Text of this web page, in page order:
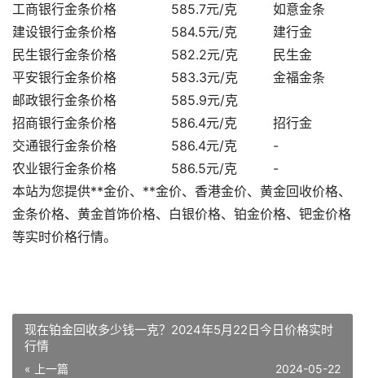
工商银行金条价格
585.7元/克
如意金条
建设银行金条价格
584.5元/克
建行金
民生银行金条价格
582.2元/克
民生金
平安银行金条价格
583.3元/克
金福金条
邮政银行金条价格
585.9元/克
招商银行金条价格
586.4元/克
招行金
交通银行金条价格
586.4元/克
-
农业银行金条价格
586.5元/克
-
本站为您提供**金价、**金价、香港金价、黄金回收价格、
金条价格、黄金首饰价格、白银价格、铂金价格、钯金价格
等实时价格行情。
现在铂金回收多少钱一克？2024年5月22日今日价格实时
行情
« 上一篇 2024-05-22